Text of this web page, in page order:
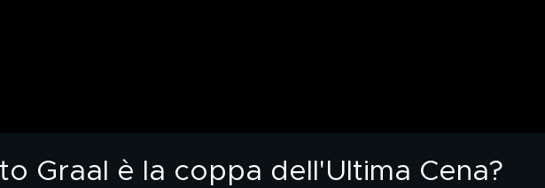
Graal è la coppa dell'Ultima Cena?